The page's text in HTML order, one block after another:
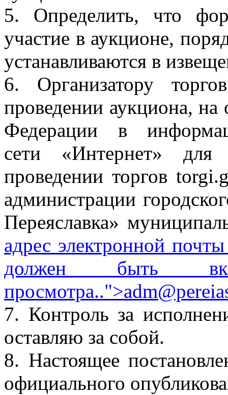
5. Определить, что
участие в аукционе,
устанавливаются в
6. Организатору
проведении аукциона,
Федерации в
сети «Интернет»
проведении торгов
администрации
Переяславка»
адрес электронной
должен быть
просмотра..">
7. Контроль за
оставляю за собой.
8. Настоящее
официального